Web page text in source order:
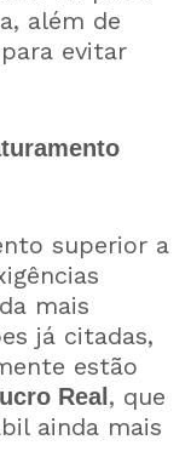
além de
evitar
superior a
mais
já citadas,
estão
Real , que
ainda mais